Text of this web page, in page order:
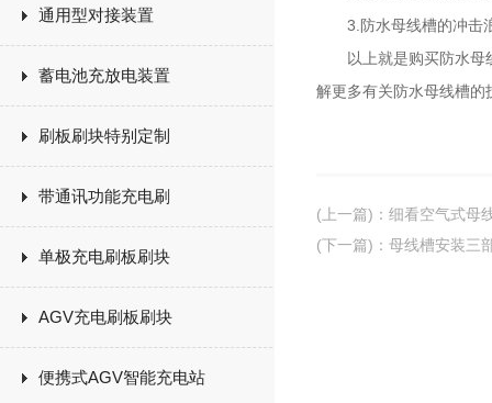
通用型对接装置
蓄电池充放电装置
刷板刷块特别定制
带通讯功能充电刷
单极充电刷板刷块
AGV充电刷板刷块
便携式AGV智能充电站
3.防水母线槽的冲击浪
以上就是购买防水母线
解更多有关防水母线槽
(上一篇) ： 细看空气式母
(下一篇) ： 母线槽安装三